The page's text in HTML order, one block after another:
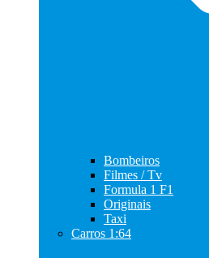
Bombeiros
Filmes / Tv
Formula 1 F1
Originais
Taxi
Carros 1:64